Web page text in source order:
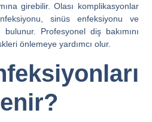
girebilir. Olası komplikasyonlar
sinüs enfeksiyonu ve
Profesyonel diş bakımını
önlemeye yardımcı olur.